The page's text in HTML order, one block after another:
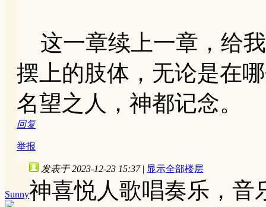
这一章续上一章，给
摆上的肢体，无论是在
名望之人，神都记念。
回复
举报
Sunny
发表于 2023-12-23 15:37 | 显示全部楼层
神喜悦人歌唱奏乐，音